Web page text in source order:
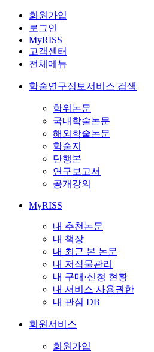
회원가입
로그인
MyRISS
고객센터
전체메뉴
학술연구정보서비스 검색
학위논문
국내학술논문
해외학술논문
학술지
단행본
연구보고서
공개강의
MyRISS
내 추천논문
내 책장
내 최근 본 논문
내 저작물관리
내 구매·신청 현황
내 서비스 사용권한
내 관심 DB
회원서비스
회원가입